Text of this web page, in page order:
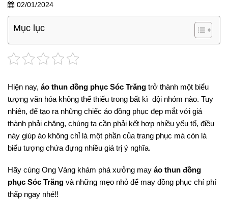
02/01/2024
Mục lục
Hiện nay, áo thun đồng phục Sóc Trăng trở thành một biểu
tượng văn hóa không thể thiếu trong bất kì đội nhóm nào. Tuy
nhiên, để tạo ra những chiếc áo đồng phục đẹp mắt với giá
thành phải chăng, chúng ta cần phải kết hợp nhiều yếu tố, điều
này giúp áo không chỉ là một phần của trang phục mà còn là
biểu tượng chứa đựng nhiều giá trị ý nghĩa.
Hãy cùng Ong Vàng khám phá xưởng may áo thun đồng
phục Sóc Trăng và những mẹo nhỏ để may đồng phục chí phí
thấp ngay nhé!!